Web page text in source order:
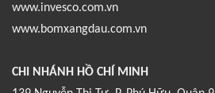
www.invesco.com.vn
www.bomxangdau.com.vn
CHI NHÁNH HỒ CHÍ MINH